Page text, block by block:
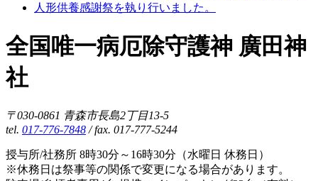
人形供養感謝祭を執り行いました。
全国唯一病厄除守護神 廣田神
社
〒030-0861 青森市長島2丁目13-5
tel. 017-776-7848 / fax. 017-777-5244
授与所/社務所 8時30分～16時30分（水曜日 休務日）
※休務日は祭事等の関係で変更になる場合があります。